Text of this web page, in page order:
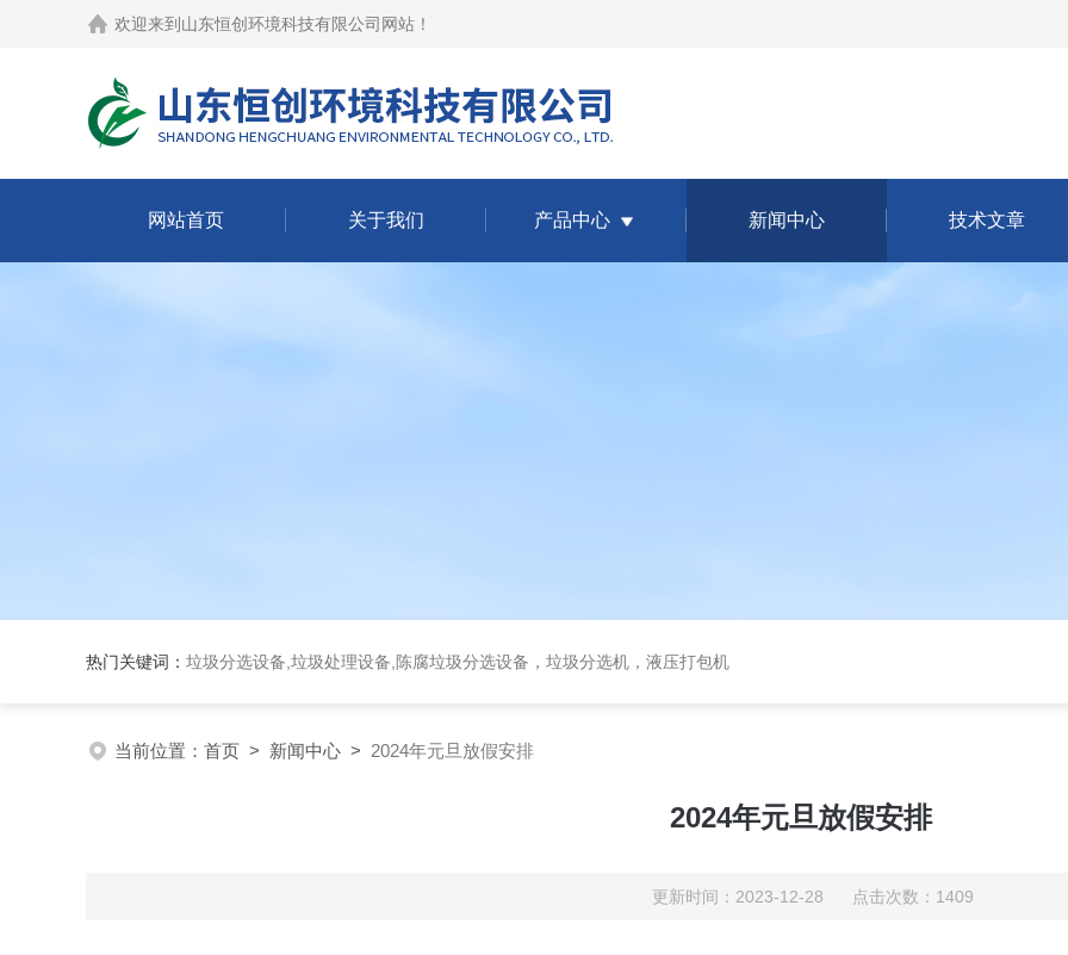
欢迎来到 山东恒创环境科技有限公司网站 ！
网站首页 关于我们 产品中心 新闻中心 技术文章
热门关键词： 垃圾分选设备,垃圾处理设备,陈腐垃圾分选设备，垃圾分选机，液压打包机
当前位置： 首页 > 新闻中心 > 2024年元旦放假安排
2024年元旦放假安排
更新时间：2023-12-28 点击次数：1409